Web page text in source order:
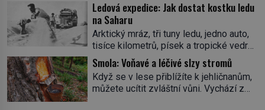
skrývá směs s názvem lučavka
královská. Svůj přídomek nemá pro nic
za nic, […]
jediného zástupce zvířecí říše – kabara
pižmového. V Evropě ho jako první
popíše švédský botanik Carl Linné
(1707–1778), jenže v Asii o něm ví už
celá staletí. Zvíře připomíná jelena,
v kohoutku dosahuje […]
Ledová expedice: Jak dostat kostku ledu
na Saharu
Arktický mráz, tři tuny ledu, jedno auto,
tisíce kilometrů, písek a tropické vedro.
To je ve zkratce zdánlivě nesplnitelná
výzva, která se promění v úžasné
dobrodružství a důkaz, že nic není
nemožné. Vše začíná na podzim 1958
Smola: Voňavé a léčivé slzy stromů
Když se v lese přiblížíte k jehličnanům,
můžete ucítit zvláštní vůni. Vychází z